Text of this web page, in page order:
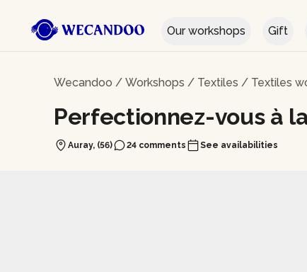
Our workshops Gift
Wecandoo / Workshops / Textiles / Textiles
Perfectionnez-vous à
Auray, (56) 24 comments See availabilities